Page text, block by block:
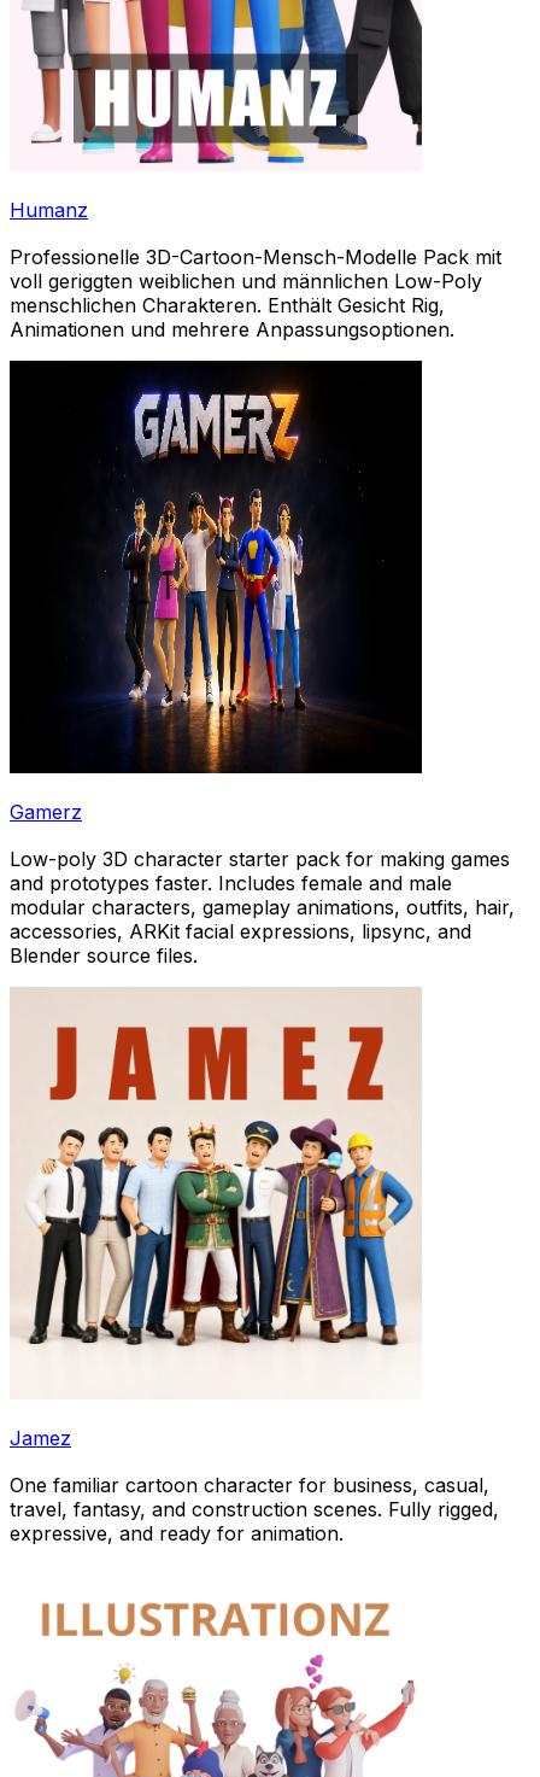
Humanz
Professionelle 3D-Cartoon-Mensch-Modelle Pack mit
voll geriggten weiblichen und männlichen Low-Poly
menschlichen Charakteren. Enthält Gesicht Rig,
Animationen und mehrere Anpassungsoptionen.
Gamerz
Low-poly 3D character starter pack for making games
and prototypes faster. Includes female and male
modular characters, gameplay animations, outfits, hair,
accessories, ARKit facial expressions, lipsync, and
Blender source files.
Jamez
One familiar cartoon character for business, casual,
travel, fantasy, and construction scenes. Fully rigged,
expressive, and ready for animation.